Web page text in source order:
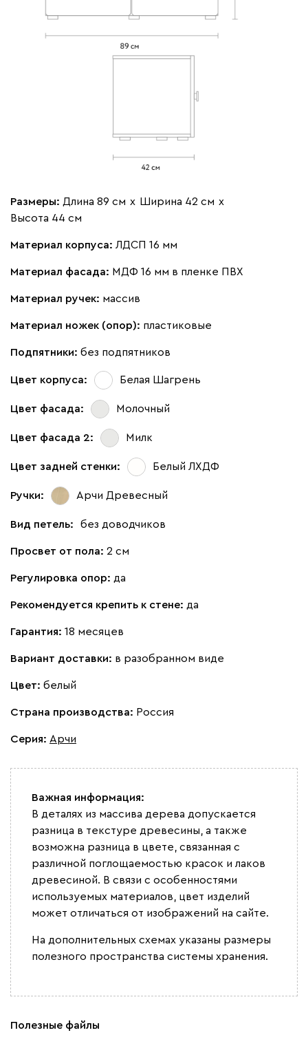
Размеры: Длина 89 см х Ширина 42 см х
Высота 44 см
Материал корпуса: ЛДСП 16 мм
Материал фасада: МДФ 16 мм в пленке ПВХ
Материал ручек: массив
Материал ножек (опор): пластиковые
Подпятники: без подпятников
Цвет корпуса: Белая Шагрень
Цвет фасада: Молочный
Цвет фасада 2: Милк
Цвет задней стенки: Белый ЛХДФ
Ручки: Арчи Древесный
Вид петель: без доводчиков
Просвет от пола: 2 см
Регулировка опор: да
Рекомендуется крепить к стене: да
Гарантия: 18 месяцев
Вариант доставки: в разобранном виде
Цвет: белый
Страна производства: Россия
Серия: Арчи
Важная информация:
В деталях из массива дерева допускается
разница в текстуре древесины, а также
возможна разница в цвете, связанная с
различной поглощаемостью красок и лаков
древесиной. В связи с особенностями
используемых материалов, цвет изделий
может отличаться от изображений на сайте.
На дополнительных схемах указаны размеры
полезного пространства системы хранения.
Полезные файлы